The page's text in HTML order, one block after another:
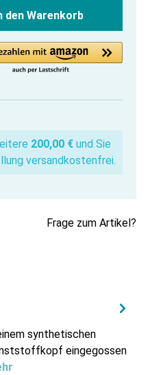
den Warenkorb
200,00 € und Sie
versandkostenfrei.
Frage zum Artikel?
synthetischen
eingegossen